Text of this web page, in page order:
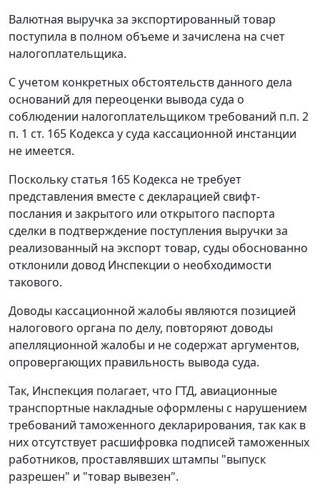
Валютная выручка за экспортированный товар
поступила в полном объеме и зачислена на счет
налогоплательщика.
С учетом конкретных обстоятельств данного дела
оснований для переоценки вывода суда о
соблюдении налогоплательщиком требований п.п. 2
п. 1 ст. 165 Кодекса у суда кассационной инстанции
не имеется.
Поскольку статья 165 Кодекса не требует
представления вместе с декларацией свифт-
послания и закрытого или открытого паспорта
сделки в подтверждение поступления выручки за
реализованный на экспорт товар, суды обоснованно
отклонили довод Инспекции о необходимости
такового.
Доводы кассационной жалобы являются позицией
налогового органа по делу, повторяют доводы
апелляционной жалобы и не содержат аргументов,
опровергающих правильность вывода суда.
Так, Инспекция полагает, что ГТД, авиационные
транспортные накладные оформлены с нарушением
требований таможенного декларирования, так как в
них отсутствует расшифровка подписей таможенных
работников, проставлявших штампы "выпуск
разрешен" и "товар вывезен".